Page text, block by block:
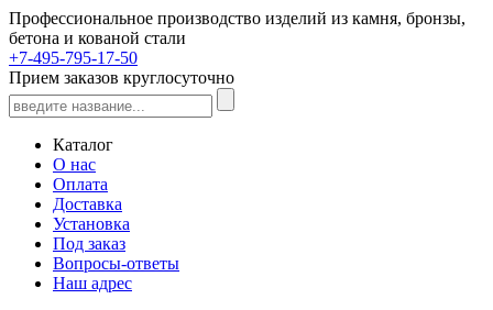
Профессиональное производство изделий из камня, бронзы,
бетона и кованой стали
+7-495-795-17-50
Прием заказов круглосуточно
Каталог
О нас
Оплата
Доставка
Установка
Под заказ
Вопросы-ответы
Наш адрес